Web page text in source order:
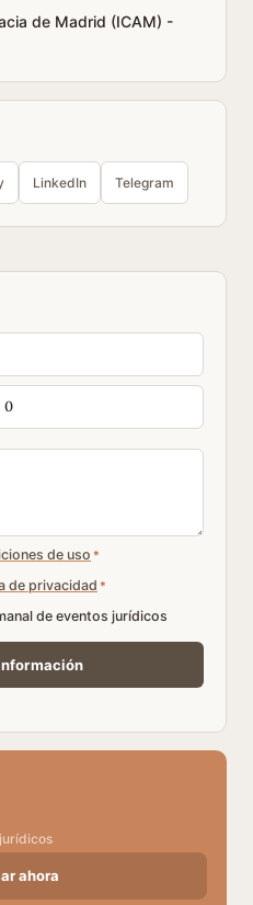
de Madrid (ICAM) -
LinkedIn Telegram
de uso *
de privacidad *
de eventos jurídicos
ahora